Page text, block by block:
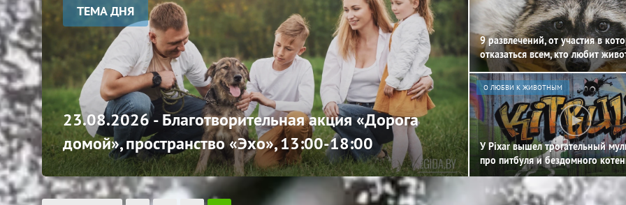
ТЕМА ДНЯ
23.08.2026 - Благотворительная акция «Дорога
домой», пространство «Эхо», 13:00-18:00
9 развлечений, от участия в
отказаться всем, кто любит
О ЛЮБВИ К ЖИВОТНЫМ
У Pixar вышел трогательный
про питбуля и бездомного